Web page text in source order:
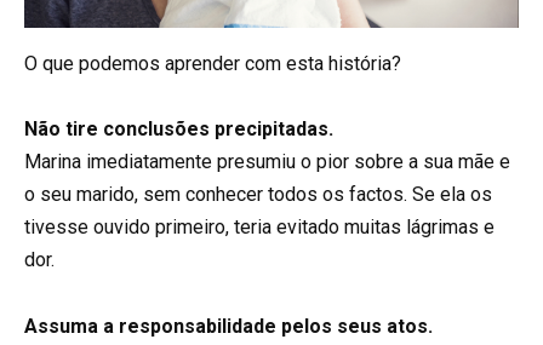
O que podemos aprender com esta história?
Não tire conclusões precipitadas.
Marina imediatamente presumiu o pior sobre a sua mãe e
o seu marido, sem conhecer todos os factos. Se ela os
tivesse ouvido primeiro, teria evitado muitas lágrimas e
dor.
Assuma a responsabilidade pelos seus atos.